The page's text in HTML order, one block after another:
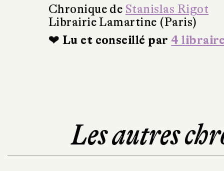
Chronique de Stanislas Rigot
Librairie Lamartine (Paris)
❤ Lu et conseillé par 4
Les autres